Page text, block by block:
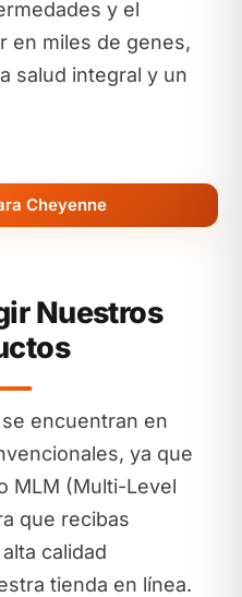
y el
en miles de genes,
salud integral y un
Cheyenne
Nuestros
encuentran en
ya que
MLM (Multi-Level
que recibas
calidad
tienda en línea.